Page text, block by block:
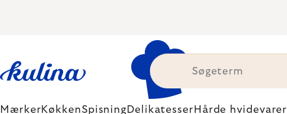
MærkerKøkkenSpisning Delikatesser Hårde hvidevarer